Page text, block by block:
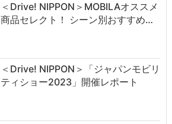
＜Drive! NIPPON＞MOBILAオススメ
商品セレクト！ シーン別おすすめ…
＜Drive! NIPPON＞「ジャパンモビリ
ティショー2023」開催レポート